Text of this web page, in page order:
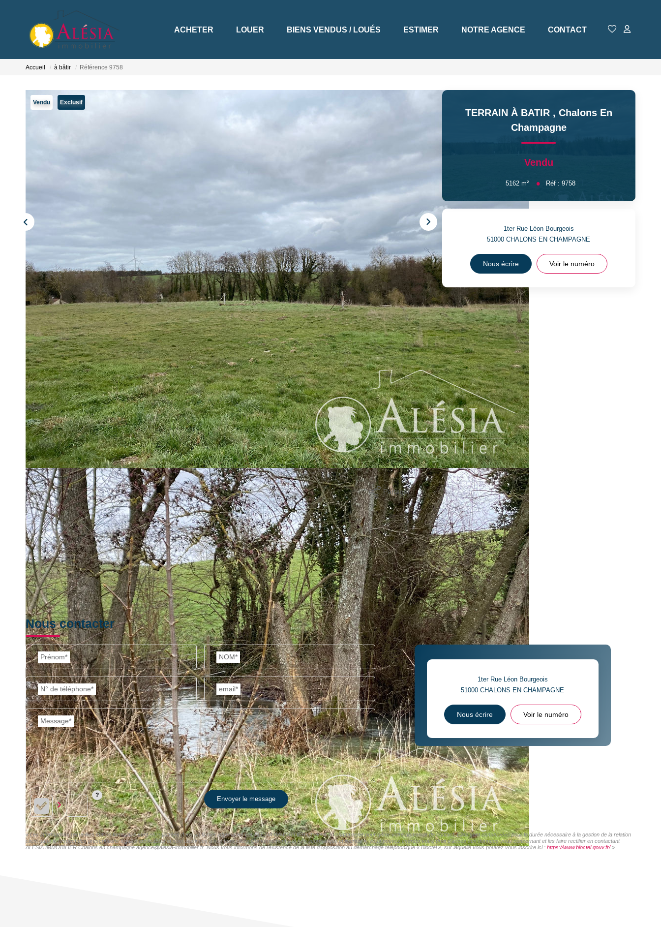
ACHETER LOUER BIENS VENDUS / LOUÉS ESTIMER NOTRE AGENCE CONTACT
Accueil à bâtir Référence 9758
Vendu Exclusif
Description
Réf : 9758
Réf. 9758 : EXCLUSIVITÉ Vallée de la Coole. À 20 minutes du centre ville, agréable parcelle de terrain bordée d'une rivière.
Surface constructible 1 557m², surface totale de la parcelle 5 162m² environ. Bornage en cours avec 35 mètres de façade.
NOUVEAU
Imprimer Partager
Nos honoraires
TERRAIN À BATIR , Chalons En
Champagne
Vendu
5162m² Réf :9758
1ter Rue Léon Bourgeois
51000CHALONS EN CHAMPAGNE
Nous écrire Voir le numéro
Nous contacter
Prénom* NOM*
N° de téléphone* email*
Message*
Envoyer le message
1ter Rue Léon Bourgeois
51000CHALONS EN CHAMPAGNE
Nous écrire Voir le numéro
« Les informations recueillies sur ce formulaire sont enregistrées dans un fichier informatisé par ALESIA IMMOBILIER Chalons en champagne pour gérer votre demande de contact. Elles sont conservées pour la durée nécessaire à la gestion de la relation
client dans le respect des prescriptions légales applicables et sont destinées à nos conseillers Conformément à la loi « informatique et libertés », vous pouvez exercer votre droit d'accès aux données vous concernant et les faire rectifier en contactant
ALESIA IMMOBILIER Chalons en champagne agence@alesia-immobilier.fr. Nous vous informons de l'existence de la liste d'opposition au démarchage téléphonique « Bloctel », sur laquelle vous pouvez vous inscrire ici : https://www.bloctel.gouv.fr/»